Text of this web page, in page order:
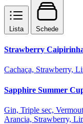
Lista Schede
Strawberry
Cachaça, Strawberry,
Sapphire Summer
Gin, Triple sec,
Arancia, Strawberry,